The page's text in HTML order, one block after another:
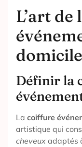
L’art
domicile
Définir la
La coiffure
artistique qui
cheveuxadaptés